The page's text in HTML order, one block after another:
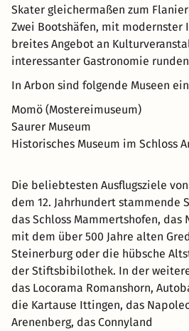
Skater gleichermaßen zum
Zwei Bootshäfen, mit modernster
breites Angebot an
interessanter Gastronomie
In Arbon sind folgende Museen
Momö (Mostereimuseum)
Saurer Museum
Historisches Museum im Schloss
Die beliebtesten Ausflugsziele
dem 12. Jahrhundert stammende
das Schloss Mammertshofen, das
mit dem über 500 Jahre alten
Steinerburg oder die hübsche
der Stiftsbibilothek. In der
das Locorama Romanshorn,
die Kartause Ittingen, das
Arenenberg, das Connyland